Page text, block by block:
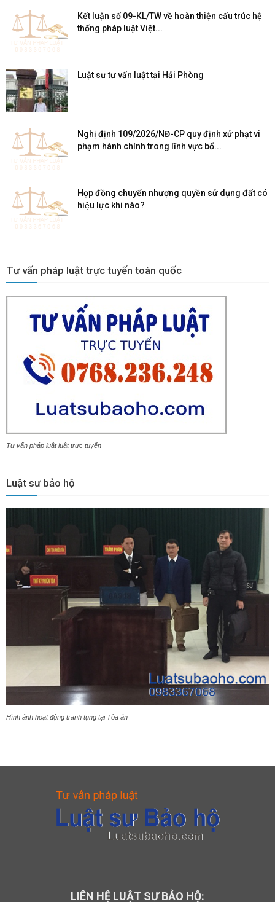
Kết luận số 09-KL/TW về hoàn thiện cấu trúc hệ
thống pháp luật Việt...
Luật sư tư vấn luật tại Hải Phòng
Nghị định 109/2026/NĐ-CP quy định xử phạt vi
phạm hành chính trong lĩnh vực bổ...
Hợp đồng chuyển nhượng quyền sử dụng đất có
hiệu lực khi nào?
Tư vấn pháp luật trực tuyến toàn quốc
Tư vấn pháp luật luật trực tuyến
Luật sư bảo hộ
Hình ảnh hoạt động tranh tụng tại Tòa án
LIÊN HỆ LUẬT SƯ BẢO HỘ: